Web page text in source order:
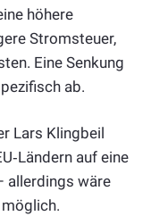
höhere
Stromsteuer,
Eine Senkung
ab.
Lars Klingbeil
auf eine
allerdings wäre